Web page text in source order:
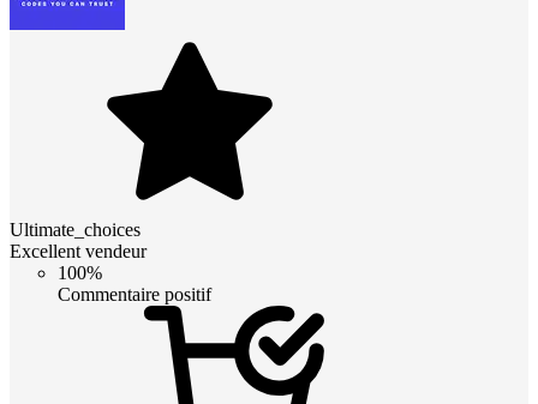
Ultimate_choices
Excellent vendeur
100%
Commentaire positif